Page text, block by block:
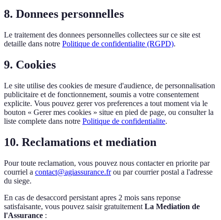
8. Donnees personnelles
Le traitement des donnees personnelles collectees sur ce site est
detaille dans notre Politique de confidentialite (RGPD).
9. Cookies
Le site utilise des cookies de mesure d'audience, de personnalisation
publicitaire et de fonctionnement, soumis a votre consentement
explicite. Vous pouvez gerer vos preferences a tout moment via le
bouton « Gerer mes cookies » situe en pied de page, ou consulter la
liste complete dans notre Politique de confidentialite.
10. Reclamations et mediation
Pour toute reclamation, vous pouvez nous contacter en priorite par
courriel a contact@agiassurance.fr ou par courrier postal a l'adresse
du siege.
En cas de desaccord persistant apres 2 mois sans reponse
satisfaisante, vous pouvez saisir gratuitement La Mediation de
l'Assurance :